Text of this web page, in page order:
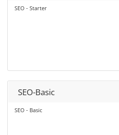
SEO - Starter
SEO-Basic
SEO - Basic